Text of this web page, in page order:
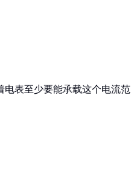
电表至少要能承载这个电流范